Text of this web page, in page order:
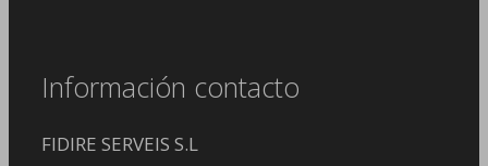
Información contacto
FIDIRE SERVEIS S.L